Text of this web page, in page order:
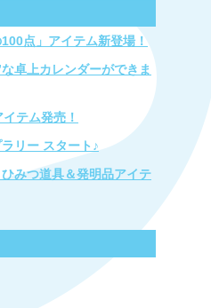
点」アイテム新登場！
卓上カレンダーができま
テム発売！
リー スタート♪
みつ道具＆発明品アイテ